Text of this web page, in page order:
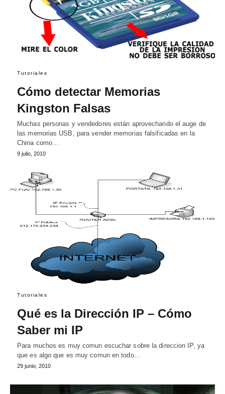
Tutoriales
Cómo detectar Memorias
Kingston Falsas
Muchas personas y vendedores están aprovechando el auge de
las memorias USB, para vender memorias falsificadas en la
China como…
9 julio, 2010
Tutoriales
Qué es la Dirección IP – Cómo
Saber mi IP
Para muchos es muy comun escuchar sobre la direccion IP, ya
que es algo que es muy comun en todo…
29 junio, 2010